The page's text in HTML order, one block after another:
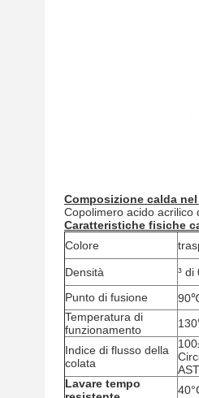
Composizione calda
Copolimero acido acrilico
Caratteristiche fisiche
Colore
Densità
³ di
Punto di fusione
Temperatura di
funzionamento
Indice di flusso della
colata
Lavare tempo